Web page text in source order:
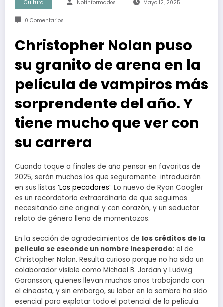
Cultura Notinformados Mayo 12, 2025
0 Comentarios
Christopher Nolan puso
su granito de arena en la
película de vampiros más
sorprendente del año. Y
tiene mucho que ver con
su carrera
Cuando toque a finales de año pensar en favoritas de
2025, serán muchos los que seguramente introducirán
en sus listas ‘Los pecadores’. Lo nuevo de Ryan Coogler
es un recordatorio extraordinario de que seguimos
necesitando cine original y con corazón, y un seductor
relato de género lleno de momentazos.
En la sección de agradecimientos de los créditos de la
película se esconde un nombre inesperado: el de
Christopher Nolan. Resulta curioso porque no ha sido un
colaborador visible como Michael B. Jordan y Ludwig
Goransson, quienes llevan muchos años trabajando con
el cineasta, y sin embargo, su labor en la sombra ha sido
esencial para explotar todo el potencial de la película.